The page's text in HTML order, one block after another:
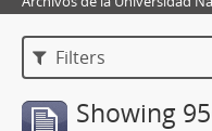
Filters
Showing